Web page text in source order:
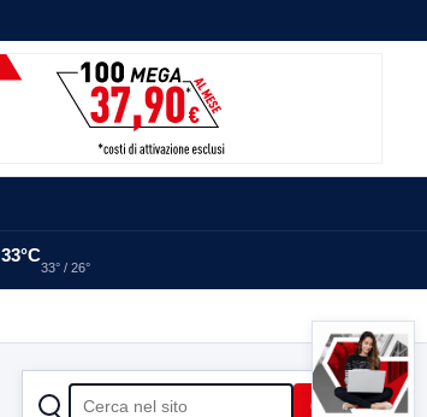
33°C
33° / 26°
CERCA Cerca